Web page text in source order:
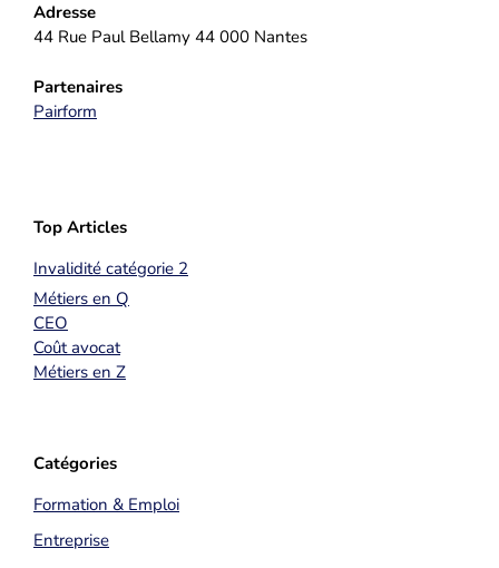
Adresse
44 Rue Paul Bellamy 44 000 Nantes
Partenaires
Pairform
Top Articles
Invalidité catégorie 2
Métiers en Q
CEO
Coût avocat
Métiers en Z
Catégories
Formation & Emploi
Entreprise